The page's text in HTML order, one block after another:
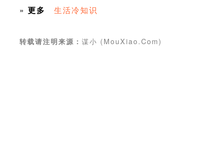
» 更多 生活冷知识
转载请注明来源： 谋小 (MouXiao.Com)